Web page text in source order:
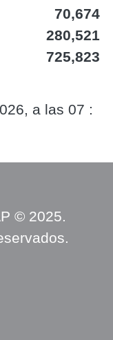
70,674
280,521
725,823
a las 07 :
© 2025.